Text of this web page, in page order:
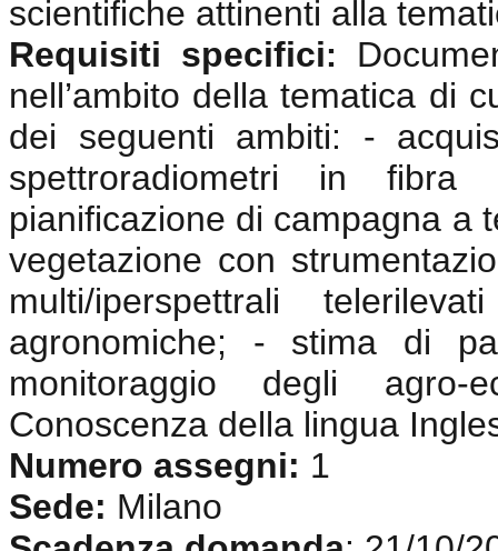
scientifiche attinenti alla
Requisiti specifici:
nell’ambito della tematica di
dei seguenti ambiti: -
spettroradiometri in fibra
pianificazione di campagna a
vegetazione con
multi/iperspettrali
agronomiche; - stima di
monitoraggio degli agro-
Conoscenza della lingua
Numero assegni: 1
Sede: Milano